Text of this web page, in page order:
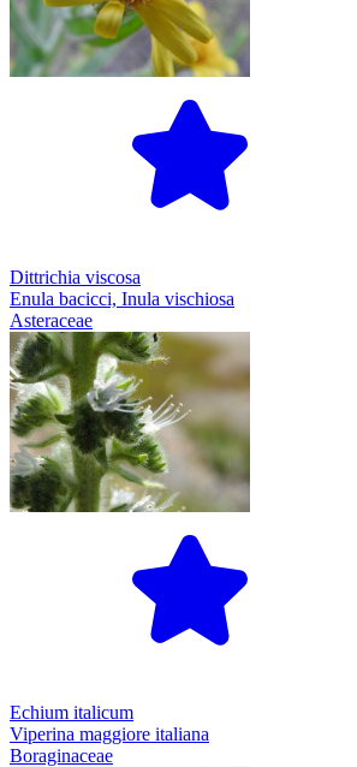
Dittrichia viscosa
Enula bacicci, Inula vischiosa
Asteraceae
Echium italicum
Viperina maggiore italiana
Boraginaceae